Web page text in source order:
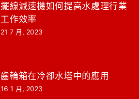
擺線減速機如何提高水處理行業
工作效率
21 7 月, 2023
齒輪箱在冷卻水塔中的應用
16 1 月, 2023